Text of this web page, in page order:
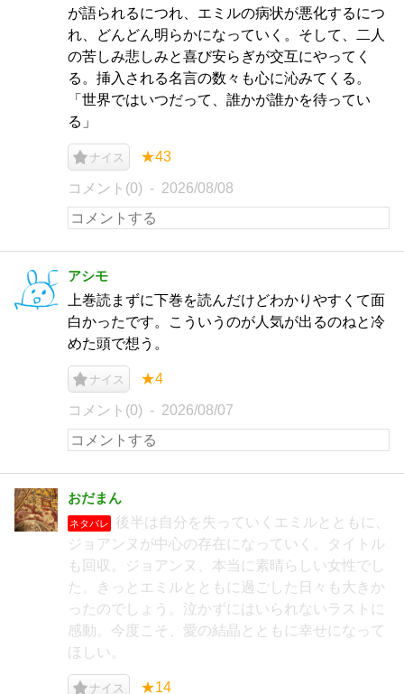
が語られるにつれ、エミルの病状が悪化するにつ
れ、どんどん明らかになっていく。そして、二人
の苦しみ悲しみと喜び安らぎが交互にやってく
る。挿入される名言の数々も心に沁みてくる。
「世界ではいつだって、誰かが誰かを待ってい
る」
ナイス ★43
コメント(0) 2026/08/08
アシモ
上巻読まずに下巻を読んだけどわかりやすくて面
白かったです。こういうのが人気が出るのねと冷
めた頭で想う。
ナイス ★4
コメント(0) 2026/08/07
おだまん
ネタバレ
後半は自分を失っていくエミルとともに、
ジョアンヌが中心の存在になっていく。タイトル
も回収。ジョアンヌ、本当に素晴らしい女性でし
た。きっとエミルとともに過ごした日々も大きか
ったのでしょう。泣かずにはいられないラストに
感動。今度こそ、愛の結晶とともに幸せになって
ほしい。
ナイス ★14